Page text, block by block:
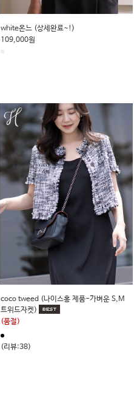
white온느 (상세완료~!)
109,000원
coco tweed (나이스홍 제품-가벼운 S,M
트위드자켓)
(품절)
(리뷰:38)